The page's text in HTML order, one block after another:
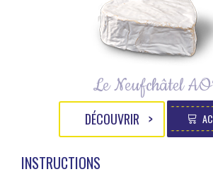
Le Neufchâtel
DÉCOUVRIR
INSTRUCTIONS